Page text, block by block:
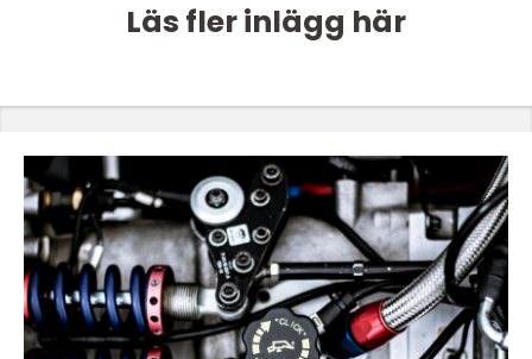
Läs fler inlägg här